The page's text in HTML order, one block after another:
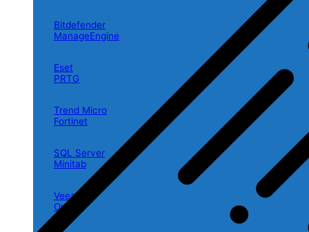
Bitdefender
ManageEngine
Eset
PRTG
Trend Micro
Fortinet
SQL Server
Minitab
Veeam
Oracle